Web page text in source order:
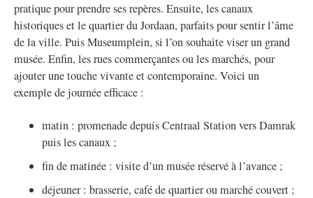
pratique pour prendre ses repères. Ensuite, les canaux
historiques et le quartier du Jordaan, parfaits pour sentir l’âme
de la ville. Puis Museumplein, si l’on souhaite viser un grand
musée. Enfin, les rues commerçantes ou les marchés, pour
ajouter une touche vivante et contemporaine. Voici un
exemple de journée efficace :
matin : promenade depuis Centraal Station vers Damrak
puis les canaux ;
fin de matinée : visite d’un musée réservé à l’avance ;
déjeuner : brasserie, café de quartier ou marché couvert ;